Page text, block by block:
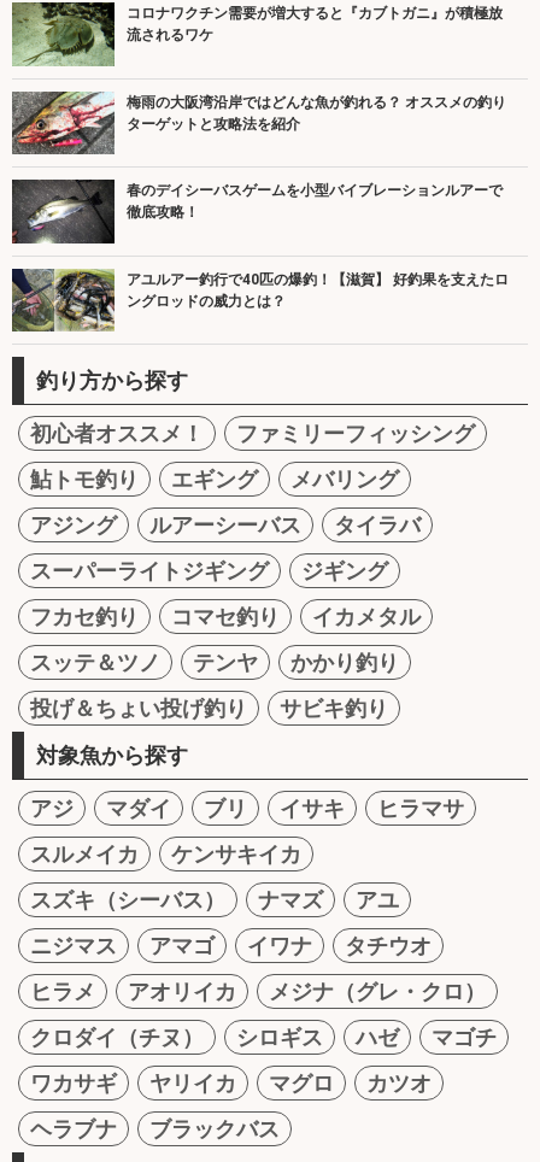
コロナワクチン需要が増大すると『カブトガニ』が積極放
流されるワケ
梅雨の大阪湾沿岸ではどんな魚が釣れる？ オススメの釣り
ターゲットと攻略法を紹介
春のデイシーバスゲームを小型バイブレーションルアーで
徹底攻略！
アユルアー釣行で40匹の爆釣！【滋賀】 好釣果を支えたロ
ングロッドの威力とは？
釣り方から探す
初心者オススメ！
ファミリーフィッシング
鮎トモ釣り
エギング
メバリング
アジング
ルアーシーバス
タイラバ
スーパーライトジギング
ジギング
フカセ釣り
コマセ釣り
イカメタル
スッテ＆ツノ
テンヤ
かかり釣り
投げ＆ちょい投げ釣り
サビキ釣り
対象魚から探す
アジ マダイ ブリ イサキ
ヒラマサ
スルメイカ
ケンサキイカ
スズキ（シーバス）
ナマズ
アユ
ニジマス
アマゴ イワナ
タチウオ
ヒラメ
アオリイカ
メジナ（グレ・クロ）
クロダイ（チヌ）
シロギス ハゼ
マゴチ
ワカサギ
ヤリイカ マグロ
カツオ
ヘラブナ
ブラックバス